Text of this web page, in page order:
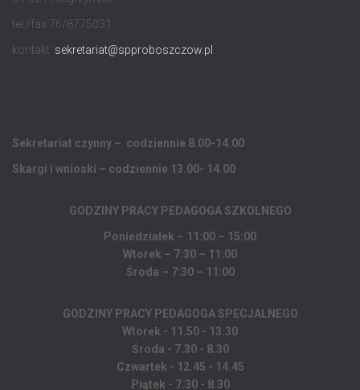
tel./fax 76/8775031
kontakt: sekretariat@spproboszczow.pl
Sekretariat czynny – codziennie 8.00-14.00
Skargi i wnioski – codziennie 13.00- 14.00
GODZINY PRACY PEDAGOGA SZKOLNEGO
Poniedziałek – 11:00 – 15:00
Wtorek – 7:30 – 11:00
Środa – 7:30 – 11:00
GODZINY PRACY PEDAGOGA SPECJALNEGO
Wtorek - 11.50 - 13.30
Środa - 7.30 - 8.30
Czwartek - 12.45 - 14.45
Piątek - 7.30 - 8.30